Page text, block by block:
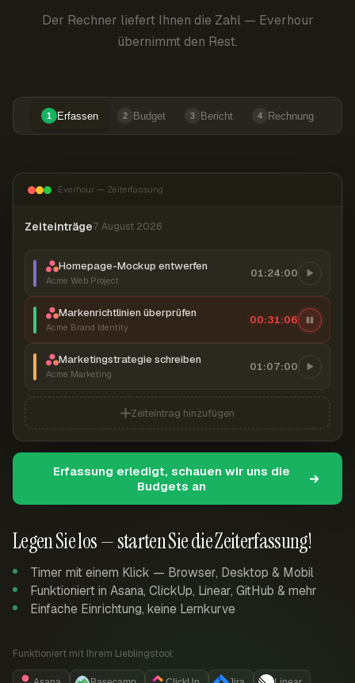
Der Rechner liefert Ihnen die Zahl — Everhour
übernimmt den Rest.
1 Erfassen 2 Budget 3 Bericht 4 Rechnung
Legen Sie los — starten Sie die Zeiterfassung!
Timer mit einem Klick — Browser, Desktop & Mobil
Funktioniert in Asana, ClickUp, Linear, GitHub & mehr
Einfache Einrichtung, keine Lernkurve
Funktioniert mit Ihrem Lieblingstool:
Everhour — Zeiterfassung
Zeiteinträge7. August 2026
Homepage-Mockup entwerfen
Acme Web Project
01:24:00
Markenrichtlinien überprüfen
Acme Brand Identity
00:31:07
Marketingstrategie schreiben
Acme Marketing
01:07:00
Zeiteintrag hinzufügen
Erfassung erledigt, schauen wir uns die
Budgets an